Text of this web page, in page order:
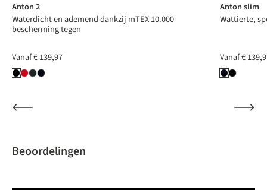
Anton 2
Waterdicht en ademend dankzij mTEX 10.000
bescherming tegen
Vanaf€ 139,97
Anton slim
Wattierte,
Vanaf€
Beoordelingen